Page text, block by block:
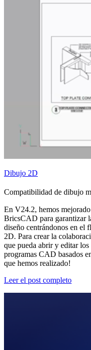
Dibujo 2D
Compatibilidad de dibujo
En V24.2, hemos
BricsCAD para garantizar
diseño centrándonos en el
2D. Para crear la
que pueda abrir y editar
programas CAD basados
que hemos realizado!
Leer el post completo